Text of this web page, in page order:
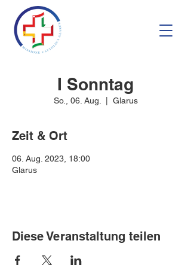
I Sonntag
So., 06. Aug. Glarus
Zeit & Ort
06. Aug. 2023, 18:00
Glarus
Diese Veranstaltung teilen